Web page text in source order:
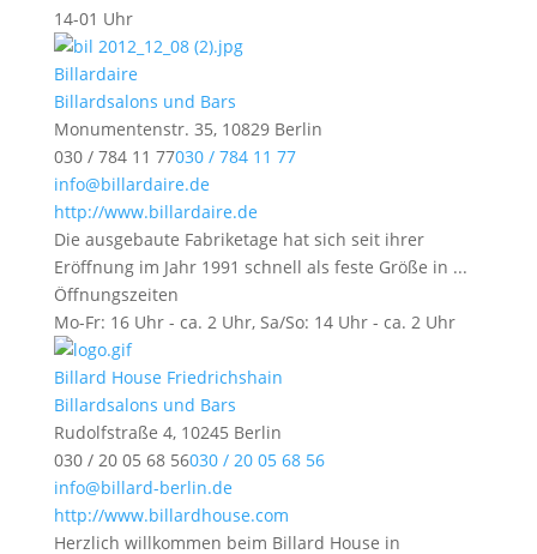
14-01 Uhr
Billardaire
Billardsalons und Bars
Monumentenstr. 35, 10829 Berlin
030 / 784 11 77030 / 784 11 77
info@billardaire.de
http://www.billardaire.de
Die ausgebaute Fabriketage hat sich seit ihrer
Eröffnung im Jahr 1991 schnell als feste Größe in ...
Öffnungszeiten
Mo-Fr: 16 Uhr - ca. 2 Uhr, Sa/So: 14 Uhr - ca. 2 Uhr
Billard House Friedrichshain
Billardsalons und Bars
Rudolfstraße 4, 10245 Berlin
030 / 20 05 68 56030 / 20 05 68 56
info@billard-berlin.de
http://www.billardhouse.com
Herzlich willkommen beim Billard House in